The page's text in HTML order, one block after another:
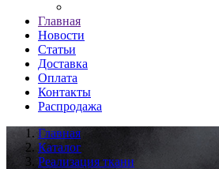
Главная
Новости
Статьи
Доставка
Оплата
Контакты
Распродажа
Главная
Каталог
Реализация ткани